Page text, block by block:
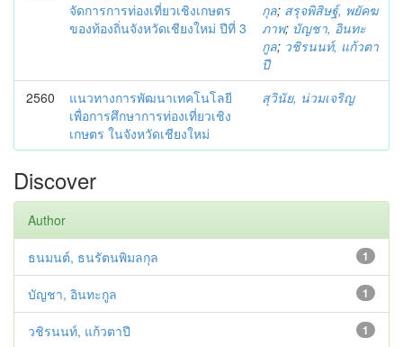
จัดการการท่องเที่ยวเชิงเกษตร
ของท้องถิ่นจังหวัดเชียงใหม่ ปีที่ 3
กุล; สรุจพิสิษฐ์, พยัคฆ
ภาพ; บัญชา, อินทะ
กูล; วชิรนนท์, แก้วตา
ปี
2560
แนวทางการพัฒนาเทคโนโลยี
เพื่อการศึกษาการท่องเที่ยวเชิง
เกษตร ในจังหวัดเชียงใหม่
สุวินัย, น่วมเจริญ
Discover
Author
1
ธนมนต์, ธนรัตนพิมลกุล
1
บัญชา, อินทะกูล
1
วชิรนนท์, แก้วตาปี